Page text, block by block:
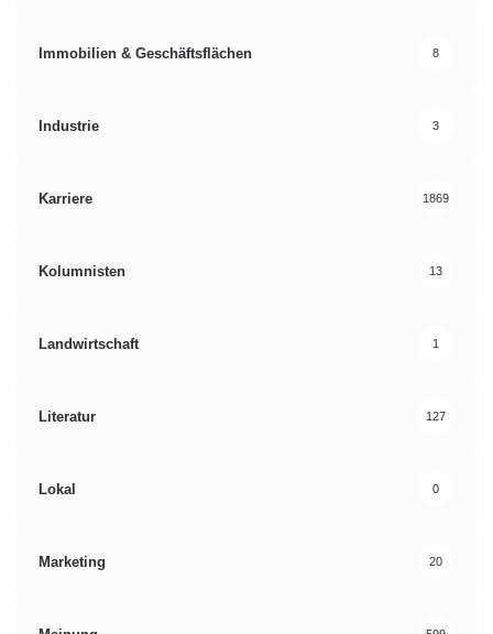
Immobilien & Geschäftsflächen 8
Industrie 3
Karriere 1869
Kolumnisten 13
Landwirtschaft 1
Literatur 127
Lokal 0
Marketing 20